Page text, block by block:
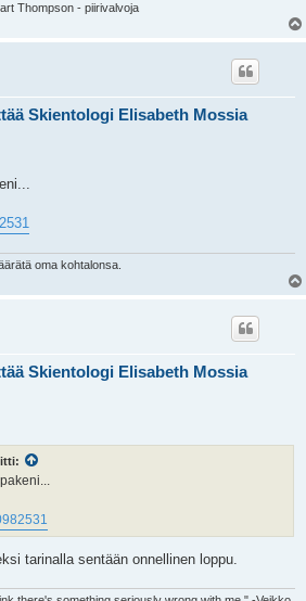
Thompson - piirivalvoja
Skientologi Elisabeth Mossia
oma kohtalonsa.
Skientologi Elisabeth Mossia
tarinalla sentään onnellinen loppu.